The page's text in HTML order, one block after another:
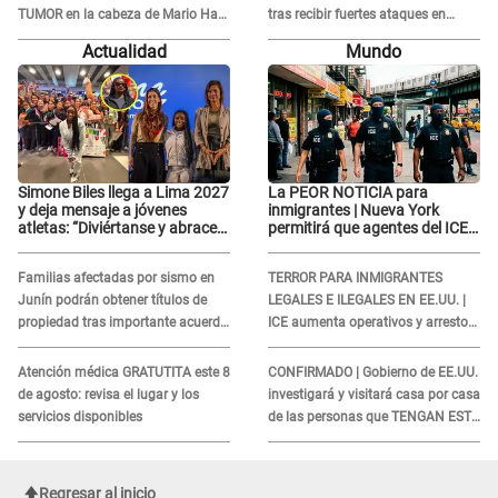
TUMOR en la cabeza de Mario Hart:
"Ella estaba muy..."
tras recibir fuertes ataques en
redes por DENUNCIA de acoso
contra Naldy Saldaña
Actualidad
Simone Biles llega a Lima 2027
y deja mensaje a jóvenes
atletas: “Diviértanse y abracen
Familias afectadas por sismo en
Junín podrán obtener títulos de
propiedad tras importante acuerdo
de Cofopri
Atención médica GRATUTITA este 8
de agosto: revisa el lugar y los
servicios disponibles
Mundo
La PEOR NOTICIA para
inmigrantes | Nueva York
permitirá que agentes del ICE
TERROR PARA INMIGRANTES
LEGALES E ILEGALES EN EE.UU. |
ICE aumenta operativos y arrestos
a extranjeros en aeropuertos
CONFIRMADO | Gobierno de EE.UU.
investigará y visitará casa por casa
de las personas que TENGAN ESTE
TRABAJO
Regresar al inicio